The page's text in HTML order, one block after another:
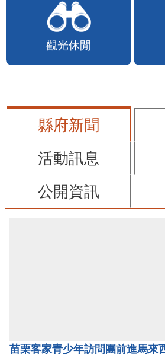
觀光休閒
縣府新聞
活動訊息
公開資訊